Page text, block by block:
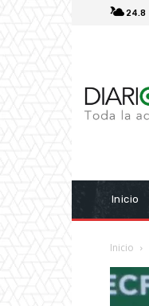
24.8
Inicio
Inicio